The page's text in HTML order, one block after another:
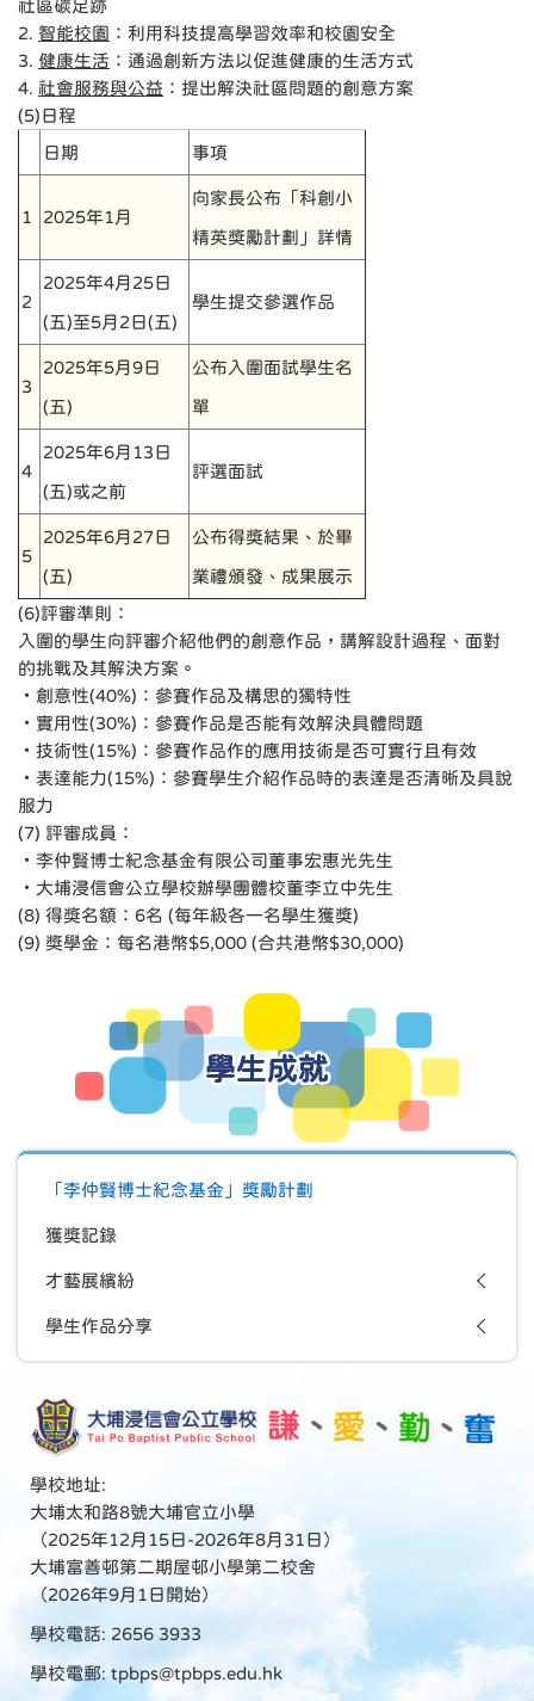
社區碳足跡
2. 智能校園 ：利用科技提高學習效率和校園安全
3. 健康生活 ：通過創新方法以促進健康的生活方式
4. 社會服務與公益 ：提出解決社區問題的創意方案
(5)日程
日期 事項
1 2025年1月
向家長公布「科創小
精英獎勵計劃」詳情
2
2025年4月25日
(五)至5月2日(五)
學生提交參選作品
3
2025年5月9日
(五)
公布入圍面試學生名
單
4
2025年6月13日
(五)或之前
評選面試
5
2025年6月27日
(五)
公布得獎結果、於畢
業禮頒發、成果展示
(6)評審準則：
入圍的學生向評審介紹他們的創意作品，講解設計過程、面對
的挑戰及其解決方案。
‧創意性(40%)：參賽作品及構思的獨特性
‧實用性(30%)：參賽作品是否能有效解決具體問題
‧技術性(15%)：參賽作品作的應用技術是否可實行且有效
‧表達能力(15%)：參賽學生介紹作品時的表達是否清晰及具說
服力
(7) 評審成員：
‧李仲賢博士紀念基金有限公司董事宏惠光先生
‧大埔浸信會公立學校辦學團體校董李立中先生
(8) 得獎名額：6名 (每年級各一名學生獲獎)
(9) 獎學金：每名港幣$5,000 (合共港幣$30,000)
學生成就
「李仲賢博士紀念基金」獎勵計劃
獲獎記錄
才藝展繽紛
學生作品分享
學校地址:
大埔太和路8號大埔官立小學
（2025年12月15日-2026年8月31日）
大埔富善邨第二期屋邨小學第二校舍
（2026年9月1日開始）
學校電話: 2656 3933
學校電郵: tpbps@tpbps.edu.hk